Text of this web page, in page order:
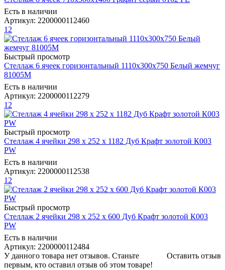
Есть в наличии
Артикул: 2200000112460
12
Быстрый просмотр
Стеллаж 6 ячеек горизонтальный 1110х300х750 Белый жемчуг
81005М
Есть в наличии
Артикул: 2200000112279
12
Быстрый просмотр
Стеллаж 4 ячейки 298 х 252 х 1182 Дуб Крафт золотой К003
РW
Есть в наличии
Артикул: 2200000112538
12
Быстрый просмотр
Стеллаж 2 ячейки 298 х 252 х 600 Дуб Крафт золотой К003
РW
Есть в наличии
Артикул: 2200000112484
Оставить отзыв
У данного товара нет отзывов. Станьте
первым, кто оставил отзыв об этом товаре!